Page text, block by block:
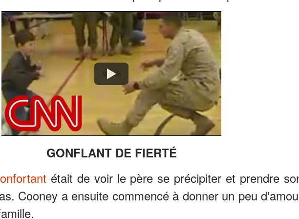
Watch
GONFLANT DE FIERTÉ
était de voir le père se précipiter et prendre
Cooney a ensuite commencé à donner un peu